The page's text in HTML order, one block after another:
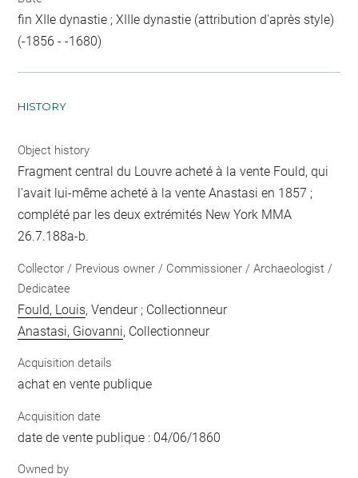
fin XIIe dynastie ; XIIIe dynastie (attribution d'après style)
(-1856 - -1680)
HISTORY
Object history
Fragment central du Louvre acheté à la vente Fould, qui
l'avait lui-même acheté à la vente Anastasi en 1857 ;
complété par les deux extrémités New York MMA
26.7.188a-b.
Collector / Previous owner / Commissioner / Archaeologist /
Dedicatee
Fould, Louis, Vendeur ; Collectionneur
Anastasi, Giovanni, Collectionneur
Acquisition details
achat en vente publique
Acquisition date
date de vente publique : 04/06/1860
Owned by